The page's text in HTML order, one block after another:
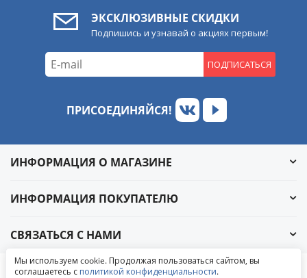
ЭКСКЛЮЗИВНЫЕ СКИДКИ
Подпишись и узнавай о акциях первым!
ПОДПИСАТЬСЯ
ПРИСОЕДИНЯЙСЯ!
ИНФОРМАЦИЯ О МАГАЗИНЕ
ИНФОРМАЦИЯ ПОКУПАТЕЛЮ
СВЯЗАТЬСЯ С НАМИ
© 2004-2026 «УралАвтоСаунд»
Написать в ВКонтакте
Написать в MAX
Мы используем cookie. Продолжая пользоваться сайтом, вы
соглашаетесь с политикой конфиденциальности.